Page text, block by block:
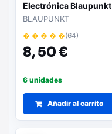
Electrónica Blaupunkt
BP4014/ hasta 5kg/
BLAUPUNKT
� � � � �(64)
8,50 €
6 unidades
Añadir al carrito